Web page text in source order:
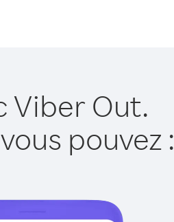
Viber Out.
pouvez :